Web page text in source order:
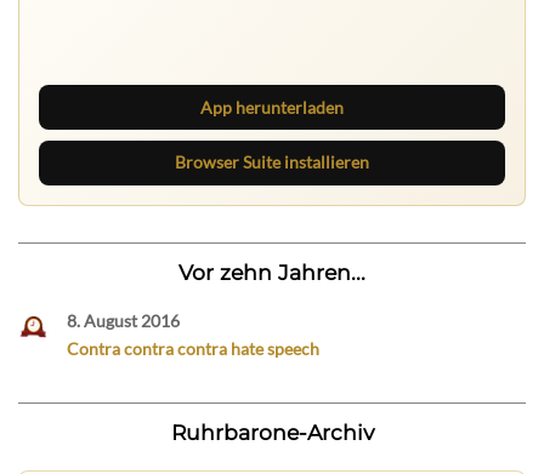
App herunterladen
Browser Suite installieren
Vor zehn Jahren...
8. August 2016
Contra contra contra hate speech
Ruhrbarone-Archiv